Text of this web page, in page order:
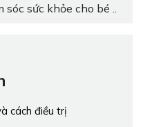
sóc sức khỏe cho bé ..
cách điều trị